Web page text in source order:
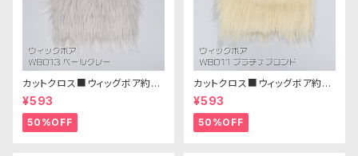
カットクロス■ウィッグボア約8c
m(ペールグレー)WB013 ボア
生地 25cm × 45cm
¥593
50%OFF
カットクロス■ウィッグボア約8c
m(プラチナブロンド)WB011 ボ
ア生地 25cm × 45cm
¥593
50%OFF